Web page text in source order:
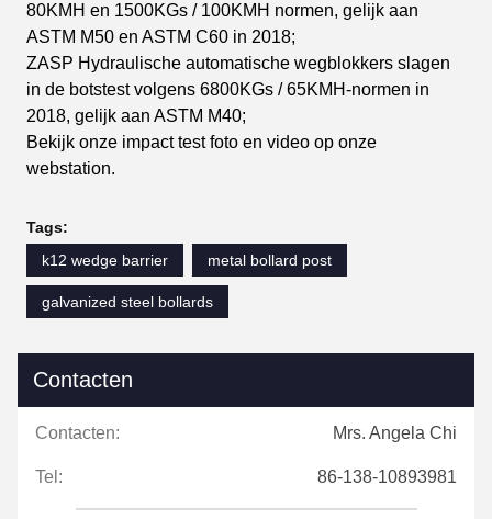
80KMH en 1500KGs / 100KMH normen, gelijk aan
ASTM M50 en ASTM C60 in 2018;
ZASP Hydraulische automatische wegblokkers slagen
in de botstest volgens 6800KGs / 65KMH-normen in
2018, gelijk aan ASTM M40;
Bekijk onze impact test foto en video op onze
webstation.
Tags:
k12 wedge barrier
metal bollard post
galvanized steel bollards
Contacten
Contacten: Mrs. Angela Chi
Tel: 86-138-10893981